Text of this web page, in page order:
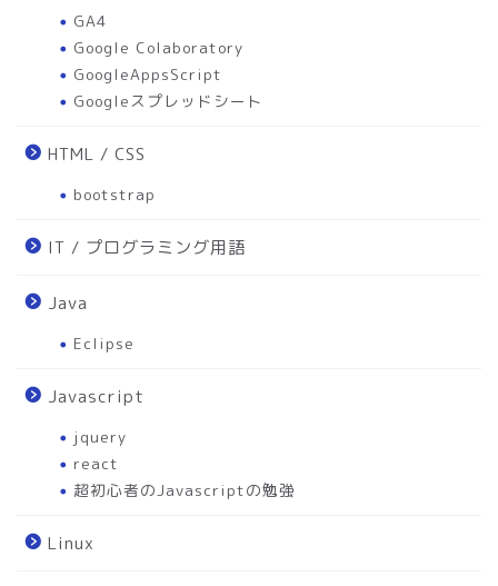
GA4
Google Colaboratory
GoogleAppsScript
Googleスプレッドシート
HTML / CSS
bootstrap
IT / プログラミング用語
Java
Eclipse
Javascript
jquery
react
超初心者のJavascriptの勉強
Linux